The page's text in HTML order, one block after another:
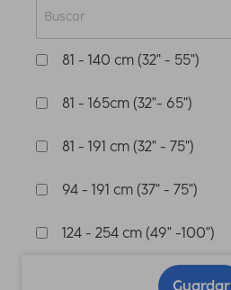
81 - 140 cm (32" - 55")
81 - 165cm (32"- 65")
81 - 191 cm (32" - 75")
94 - 191 cm (37" - 75")
124 - 254 cm (49" -100")
Guardar